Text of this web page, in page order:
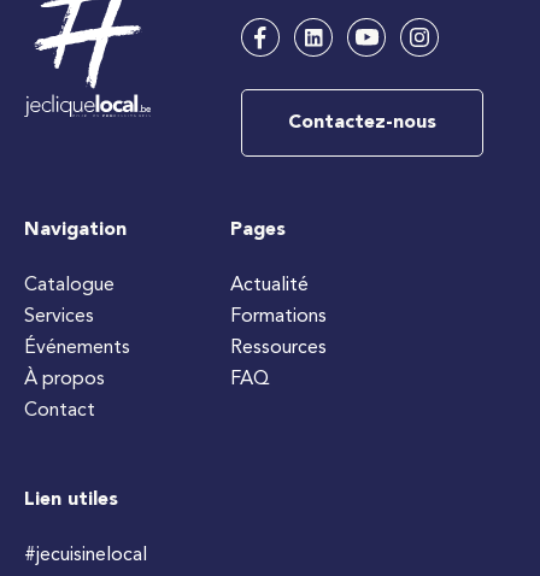
Contactez-nous
Navigation
Catalogue
Services
Événements
À propos
Contact
Pages
Actualité
Formations
Ressources
FAQ
Lien utiles
#jecuisinelocal